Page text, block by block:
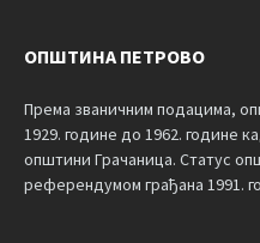
ОПШТИНА ПЕТРОВО
Према званичним подацима,
1929. године до 1962. године
општини Грачаница. Статус
референдумом грађана 1991.